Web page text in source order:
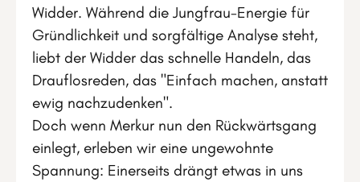
Widder. Während die Jungfrau-Energie für
Gründlichkeit und sorgfältige Analyse steht,
liebt der Widder das schnelle Handeln, das
Drauflosreden, das "Einfach machen, anstatt
ewig nachzudenken".
Doch wenn Merkur nun den Rückwärtsgang
einlegt, erleben wir eine ungewohnte
Spannung: Einerseits drängt etwas in uns